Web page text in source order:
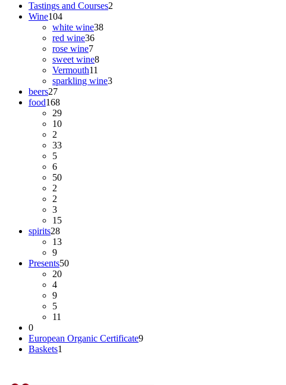
Tastings and Courses2
Wine104
white wine38
red wine36
rose wine7
sweet wine8
Vermouth11
sparkling wine3
beers27
food168
29
10
2
33
5
6
50
2
2
3
15
spirits28
13
9
Presents50
20
4
9
5
11
0
European Organic Certificate9
Baskets1